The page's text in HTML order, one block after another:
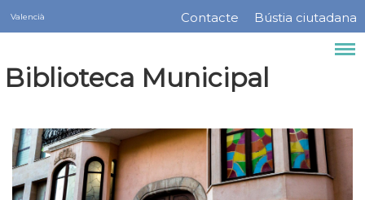
Vés
al
Valencià
Menú
superior
Contacte Bústia ciutadana
Biblioteca Municipal